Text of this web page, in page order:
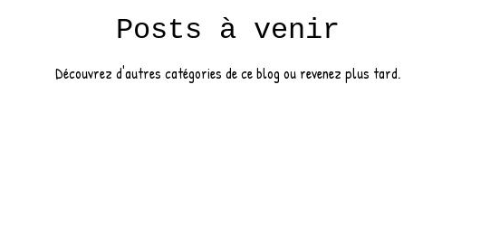
Posts à venir
Découvrez d'autres catégories de ce blog ou revenez plus tard.